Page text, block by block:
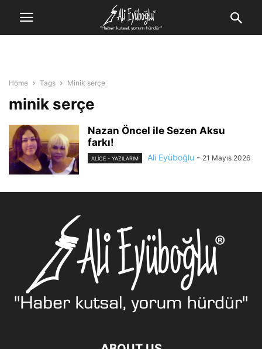
Home Tags Minik serçe
minik serçe
Nazan Öncel ile Sezen Aksu
farkı!
ALİCE - YAZILARIM Ali Eyüboğlu - 21 Mayıs 2026